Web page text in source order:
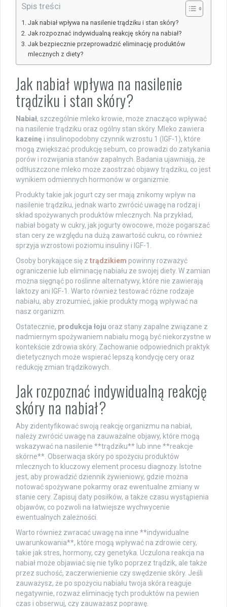
Spis treści
Jak nabiał wpływa na nasilenie trądziku i stan skóry?
Jak rozpoznać indywidualną reakcję skóry na nabiał?
Jak bezpiecznie przeprowadzić eliminację produktów
mlecznych z diety?
Jak nabiał wpływa na nasilenie
trądziku i stan skóry?
Nabiał, szczególnie mleko krowie, może znacząco wpływać
na nasilenie trądziku oraz ogólny stan skóry. Mleko zawiera
kazeinę i insulinopodobny czynnik wzrostu 1 (IGF-1), które
mogą zwiększać produkcję sebum, co prowadzi do zatykania
porów i rozwijania stanów zapalnych. Badania ujawniają, że
odtłuszczone mleko może zaostrzać objawy trądziku, co jest
wynikiem odmiennych hormonów w organizmie.
Produkty takie jak jogurt czy ser mają znikomy wpływ na
nasilenie trądziku, jednak warto zwrócić uwagę na rodzaj i
skład spożywanych produktów mlecznych. Na przykład,
nabiał bogaty w cukry, jak jogurty owocowe, może pogarszać
stan cery ze względu na dużą zawartość cukru, co również
sprzyja wzrostowi poziomu insuliny i IGF-1.
Osoby borykające się z trądzikiem powinny rozważyć
ograniczenie lub eliminację nabiału ze swojej diety. W zamian
można sięgnąć po roślinne alternatywy, które nie zawierają
laktozy ani IGF-1. Warto również testować różne rodzaje
nabiału, aby zrozumieć, jakie produkty mogą wpływać na
nasz organizm.
Ostatecznie, produkcja łoju oraz stany zapalne związane z
nadmiernym spożywaniem nabiału mogą być niekorzystne w
kontekście zdrowia skóry. Zachowanie odpowiednich praktyk
dietetycznych może wspierać lepszą kondycję cery oraz
redukcję zmian trądzikowych.
Jak rozpoznać indywidualną reakcję
skóry na nabiał?
Aby zidentyfikować swoją reakcję organizmu na nabiał,
należy zwrócić uwagę na zauważalne objawy, które mogą
wskazywać na nasilenie **trądziku** lub inne **reakcje
skórne**. Obserwacja skóry po spożyciu produktów
mlecznych to kluczowy element procesu diagnozy. Istotne
jest, aby prowadzić dziennik żywieniowy, gdzie można
notować spożywane pokarmy oraz ewentualne zmiany w
stanie cery. Zapisuj daty posiłków, a także czasu wystąpienia
objawów, co pozwoli na łatwiejsze wychwycenie
ewentualnych zależności.
Warto również zwracać uwagę na inne **indywidualne
uwarunkowania**, które mogą wpływać na zdrowie cery,
takie jak stres, hormony, czy genetyka. Uczulona reakcja na
nabiał może objawiać się nie tylko poprzez trądzik, ale także
przez suchość, zaczerwienienie czy swędzenie skóry. Jeśli
zauważysz, że po spożyciu nabiału twoja skóra reaguje
negatywnie, rozważ eliminację tych produktów na pewien
czas i obserwuj, czy zauważasz poprawę.